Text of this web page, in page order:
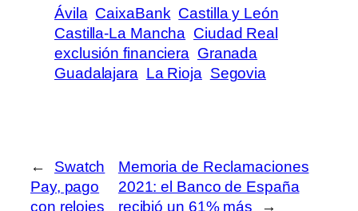
Ávila CaixaBank Castilla y León
Castilla-La Mancha Ciudad Real
exclusión financiera Granada
Guadalajara La Rioja Segovia
←
Swatch
Pay, pago
con relojes
Memoria de Reclamaciones
2021: el Banco de España
recibió un 61% más
→